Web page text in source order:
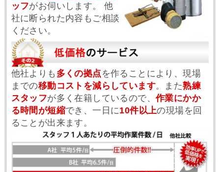
ッフがお伺いします。 他
社に断られた内容もご相談
ください。
他社よりも 多くの拠点 を作ることにより、現場
までの移動コストを減らしています。また熟練
スタッフが多く在籍しているので、作業にかか
る時間が短縮でき、一日に10件以上の現場を回
ることが出来ます。